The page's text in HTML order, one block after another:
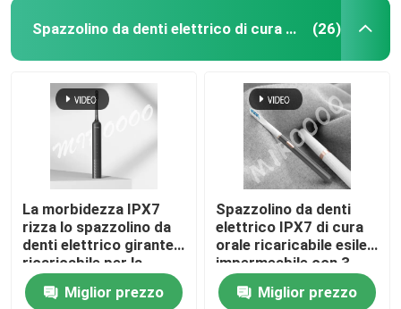
Spazzolino da denti elettrico di cura orale (26)
La morbidezza IPX7
rizza lo spazzolino da
denti elettrico girante
ricaricabile per la
protezione della
gommaMiglior prezzo
Spazzolino da denti
elettrico IPX7 di cura
orale ricaricabile esile
impermeabile con 3
modi
Miglior prezzo